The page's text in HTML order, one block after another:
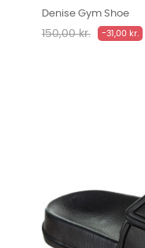
Denise Gym Shoe
Normalpris
150,00 kr. -31,00 kr.